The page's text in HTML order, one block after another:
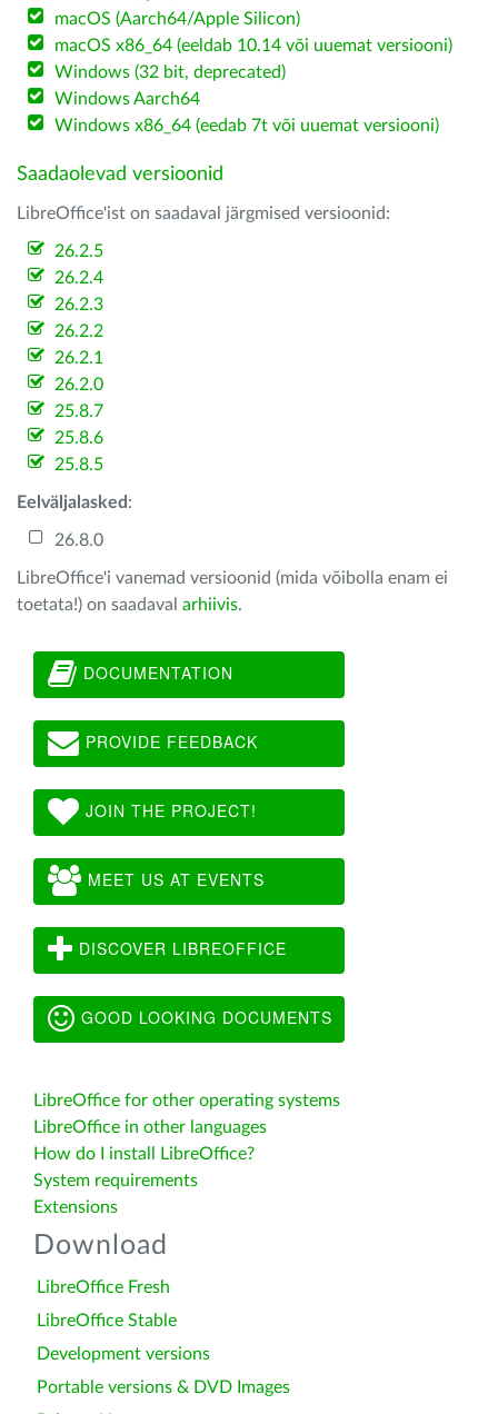
macOS (Aarch64/Apple Silicon)
macOS x86_64 (eeldab 10.14 või uuemat versiooni)
Windows (32 bit, deprecated)
Windows Aarch64
Windows x86_64 (eedab 7t või uuemat versiooni)
Saadaolevad versioonid
LibreOffice'ist on saadaval järgmised versioonid:
26.2.5
26.2.4
26.2.3
26.2.2
26.2.1
26.2.0
25.8.7
25.8.6
25.8.5
Eelväljalasked :
26.8.0
LibreOffice'i vanemad versioonid (mida võibolla enam ei
toetata!) on saadaval arhiivis.
DOCUMENTATION
PROVIDE FEEDBACK
JOIN THE PROJECT!
MEET US AT EVENTS
DISCOVER LIBREOFFICE
GOOD LOOKING DOCUMENTS
LibreOffice for other operating systems
LibreOffice in other languages
How do I install LibreOffice?
System requirements
Extensions
Download
LibreOffice Fresh
LibreOffice Stable
Development versions
Portable versions & DVD Images